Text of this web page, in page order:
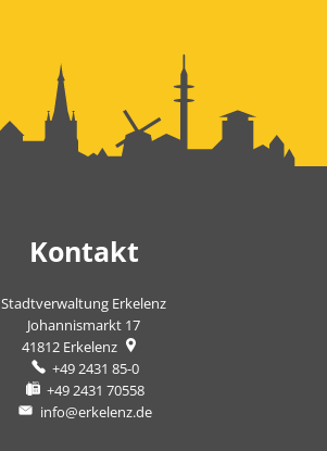
Kontakt
Stadtverwaltung Erkelenz
Johannismarkt 17
41812 Erkelenz
+49 2431 85-0
+49 2431 70558
info@erkelenz.de